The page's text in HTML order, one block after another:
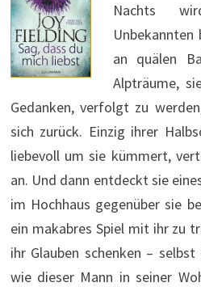
Nachts
an quälen
Alpträume,
Gedanken, verfolgt zu
sich zurück. Einzig ihrer
liebevoll um sie kümmert,
an. Und dann entdeckt sie
im Hochhaus gegenüber sie
ein makabres Spiel mit ihr zu
ihr Glauben schenken –
wie dieser Mann in seiner